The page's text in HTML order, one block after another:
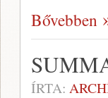
Bővebben
ÍRTA: